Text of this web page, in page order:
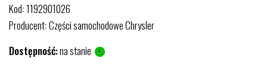
Kod:1192901026
Producent:Części samochodowe Chrysler
Dostępność:na stanie